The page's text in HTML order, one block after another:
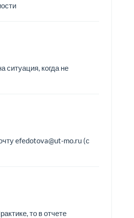
ситуация, когда не
efedotova@ut-mo.ru (с
то в отчете